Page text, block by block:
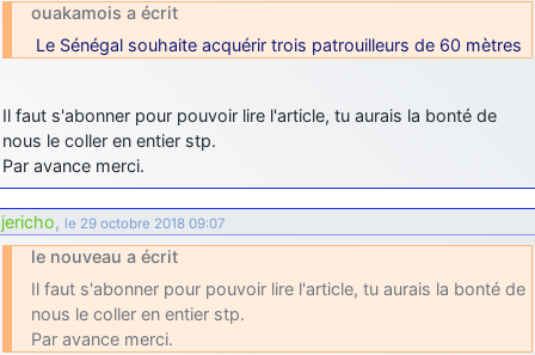
tout voir
ouakamois a écrit
Le Sénégal souhaite acquérir trois patrouilleurs de 60 mètres
Il faut s'abonner pour pouvoir lire l'article, tu aurais la bonté de
nous le coller en entier stp.
Par avance merci.
jericho, le 29 octobre 2018 09:07
le nouveau a écrit
Il faut s'abonner pour pouvoir lire l'article, tu aurais la bonté de
nous le coller en entier stp.
Par avance merci.